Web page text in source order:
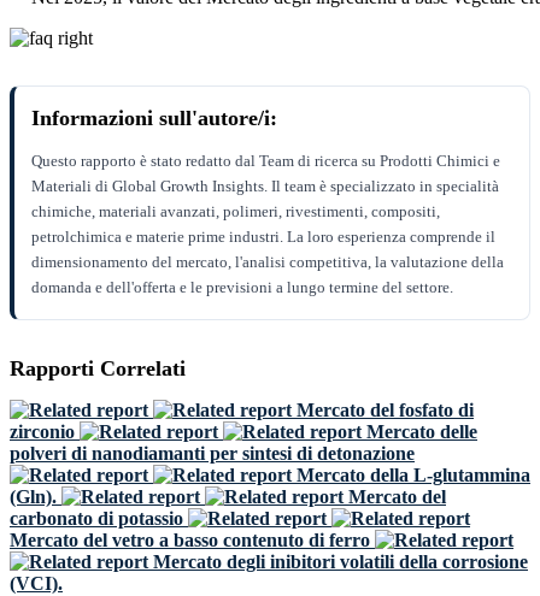
Informazioni sull'autore/i:
Questo rapporto è stato redatto dal Team di ricerca su Prodotti Chimici e
Materiali di Global Growth Insights. Il team è specializzato in specialità
chimiche, materiali avanzati, polimeri, rivestimenti, compositi,
petrolchimica e materie prime industri. La loro esperienza comprende il
dimensionamento del mercato, l'analisi competitiva, la valutazione della
domanda e dell'offerta e le previsioni a lungo termine del settore.
Rapporti Correlati
Mercato del fosfato di
zirconio
Mercato delle
polveri di nanodiamanti per sintesi di detonazione
Mercato della L-glutammina
(Gln).
Mercato del
carbonato di potassio
Mercato del vetro a basso contenuto di ferro
Mercato degli inibitori volatili della corrosione
(VCI).